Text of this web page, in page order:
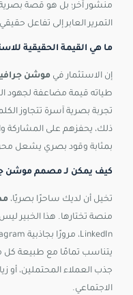
منشور آخر؛ بل هو قصة
التمرير العابر إلى تفاعل
ما هي القيمة الحقيقية
إن الاستثمار في موشن
طياته قيمة مضاعفة لجهود
تجربة بصرية آسرة تتجاوز
ذلك، يحفزهم على المشاركة
بمثابة وقود بصري يشعل
كيف يمكن لـ مصمم موشن
تخيل أن لديك ساحرًا بصريًا،
LinkedIn، مرورًا بجاذبية Instagram وتنوع Facebook. يعرف
يتناسب تمامًا مع طبيعة كل
جذب العملاء المحتملين، أو
الاجتماعي.